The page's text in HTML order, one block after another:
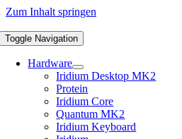
Zum Inhalt springen
Toggle Navigation
Hardware
Iridium Desktop MK2
Protein
Iridium Core
Quantum MK2
Iridium Keyboard